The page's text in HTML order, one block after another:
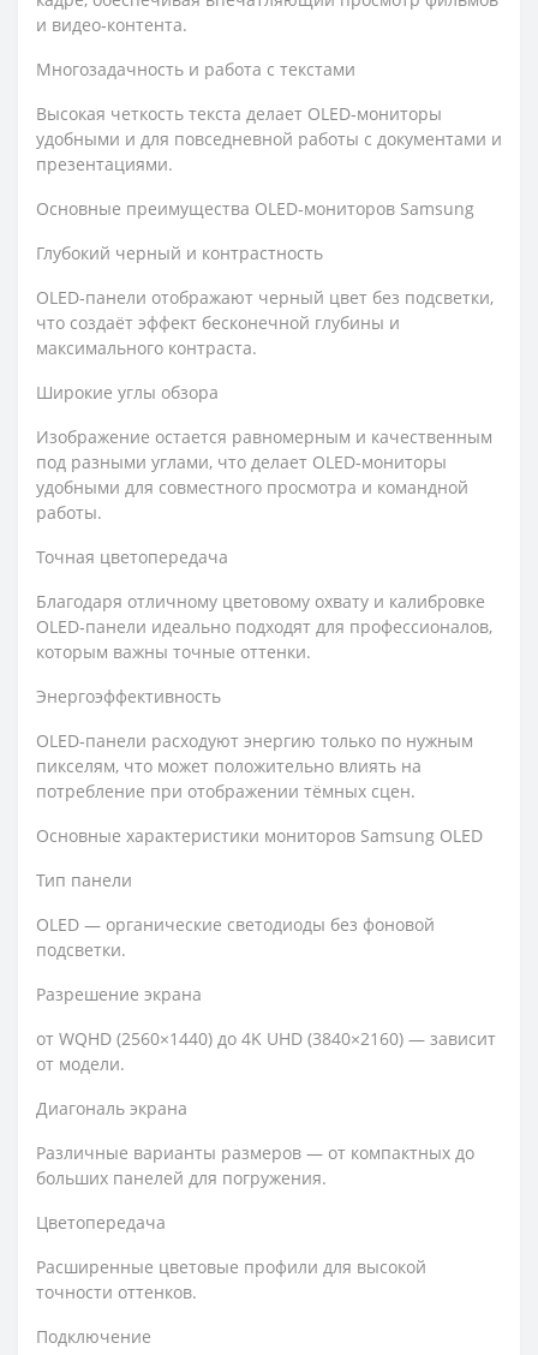
и видео‑контента.
Многозадачность и работа с текстами
Высокая четкость текста делает OLED‑мониторы
удобными и для повседневной работы с документами и
презентациями.
Основные преимущества OLED‑мониторов Samsung
Глубокий черный и контрастность
OLED‑панели отображают черный цвет без подсветки,
что создаёт эффект бесконечной глубины и
максимального контраста.
Широкие углы обзора
Изображение остается равномерным и качественным
под разными углами, что делает OLED‑мониторы
удобными для совместного просмотра и командной
работы.
Точная цветопередача
Благодаря отличному цветовому охвату и калибровке
OLED‑панели идеально подходят для профессионалов,
которым важны точные оттенки.
Энергоэффективность
OLED‑панели расходуют энергию только по нужным
пикселям, что может положительно влиять на
потребление при отображении тёмных сцен.
Основные характеристики мониторов Samsung OLED
Тип панели
OLED — органические светодиоды без фоновой
подсветки.
Разрешение экрана
от WQHD (2560×1440) до 4K UHD (3840×2160) — зависит
от модели.
Диагональ экрана
Различные варианты размеров — от компактных до
больших панелей для погружения.
Цветопередача
Расширенные цветовые профили для высокой
точности оттенков.
Подключение